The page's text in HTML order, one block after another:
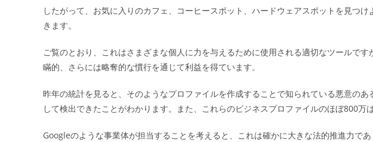
したがって、お気に入りのカフェ、コーヒースポット、ハードウェアスポットを見つ
きます。
ご覧のとおり、これはさまざまな個人に力を与えるために使用される適切なツールで
瞞的、さらには略奪的な慣行を通じて利益を得ています。
昨年の統計を見ると、そのようなプロファイルを作成することで知られている悪意の
して検出できたことがわかります。また、これらのビジネスプロファイルのほぼ800万
Googleのような事業体が担当することを考えると、これは確かに大きな法的推進力で